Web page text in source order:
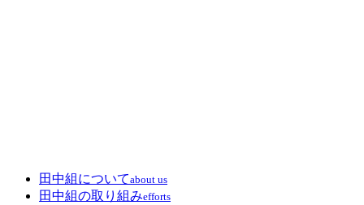
田中組についてabout us
田中組の取り組みefforts